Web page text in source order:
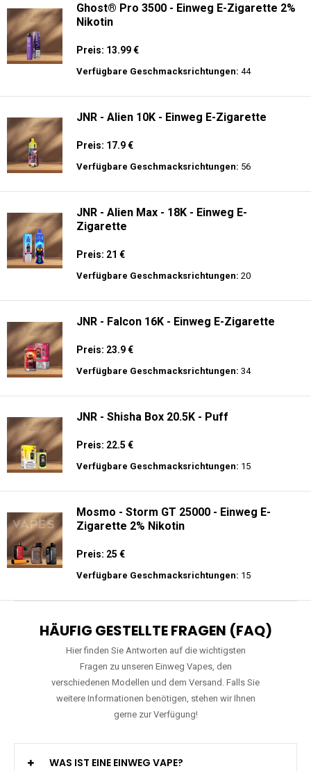
Ghost® Pro 3500 - Einweg E-Zigarette 2%
Nikotin
Preis: 13.99 €
Verfügbare Geschmacksrichtungen: 44
JNR - Alien 10K - Einweg E-Zigarette
Preis: 17.9 €
Verfügbare Geschmacksrichtungen: 56
JNR - Alien Max - 18K - Einweg E-
Zigarette
Preis: 21 €
Verfügbare Geschmacksrichtungen: 20
JNR - Falcon 16K - Einweg E-Zigarette
Preis: 23.9 €
Verfügbare Geschmacksrichtungen: 34
JNR - Shisha Box 20.5K - Puff
Preis: 22.5 €
Verfügbare Geschmacksrichtungen: 15
Mosmo - Storm GT 25000 - Einweg E-
Zigarette 2% Nikotin
Preis: 25 €
Verfügbare Geschmacksrichtungen: 15
HÄUFIG GESTELLTE FRAGEN (FAQ)
Hier finden Sie Antworten auf die wichtigsten
Fragen zu unseren Einweg Vapes, den
verschiedenen Modellen und dem Versand. Falls Sie
weitere Informationen benötigen, stehen wir Ihnen
gerne zur Verfügung!
WAS IST EINE EINWEG VAPE?